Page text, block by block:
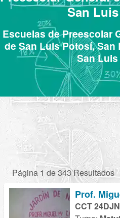
San
Escuelas de Preescolar
de San Luis Potosí,
San
Página 1 de 343 Resultados
Prof.
CCT